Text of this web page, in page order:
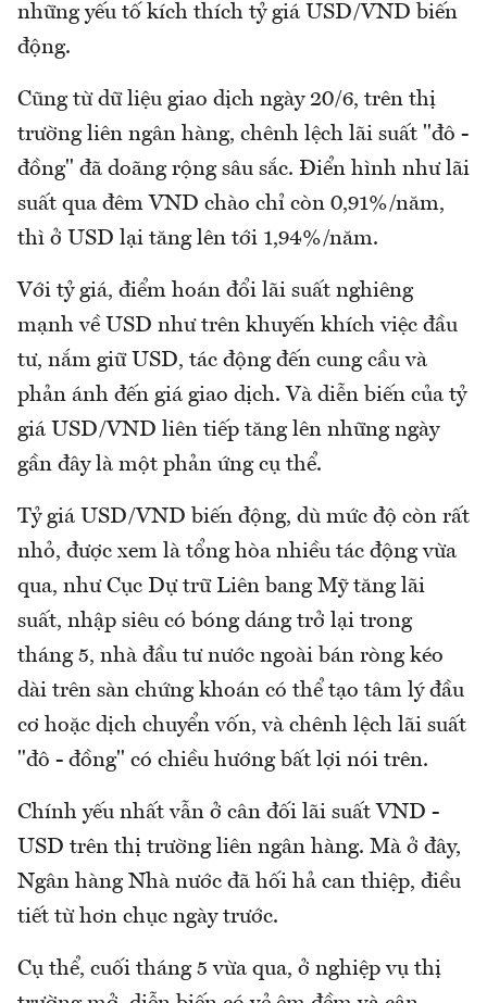
những yếu tố kích thích tỷ giá USD/VND biến
động.
Cũng từ dữ liệu giao dịch ngày 20/6, trên thị
trường liên ngân hàng, chênh lệch lãi suất "đô -
đồng" đã doãng rộng sâu sắc. Điển hình như lãi
suất qua đêm VND chào chỉ còn 0,91%/năm,
thì ở USD lại tăng lên tới 1,94%/năm.
Với tỷ giá, điểm hoán đổi lãi suất nghiêng
mạnh về USD như trên khuyến khích việc đầu
tư, nắm giữ USD, tác động đến cung cầu và
phản ánh đến giá giao dịch. Và diễn biến của tỷ
giá USD/VND liên tiếp tăng lên những ngày
gần đây là một phản ứng cụ thể.
Tỷ giá USD/VND biến động, dù mức độ còn rất
nhỏ, được xem là tổng hòa nhiều tác động vừa
qua, như Cục Dự trữ Liên bang Mỹ tăng lãi
suất, nhập siêu có bóng dáng trở lại trong
tháng 5, nhà đầu tư nước ngoài bán ròng kéo
dài trên sàn chứng khoán có thể tạo tâm lý đầu
cơ hoặc dịch chuyển vốn, và chênh lệch lãi suất
"đô - đồng" có chiều hướng bất lợi nói trên.
Chính yếu nhất vẫn ở cân đối lãi suất VND -
USD trên thị trường liên ngân hàng. Mà ở đây,
Ngân hàng Nhà nước đã hối hả can thiệp, điều
tiết từ hơn chục ngày trước.
Cụ thể, cuối tháng 5 vừa qua, ở nghiệp vụ thị